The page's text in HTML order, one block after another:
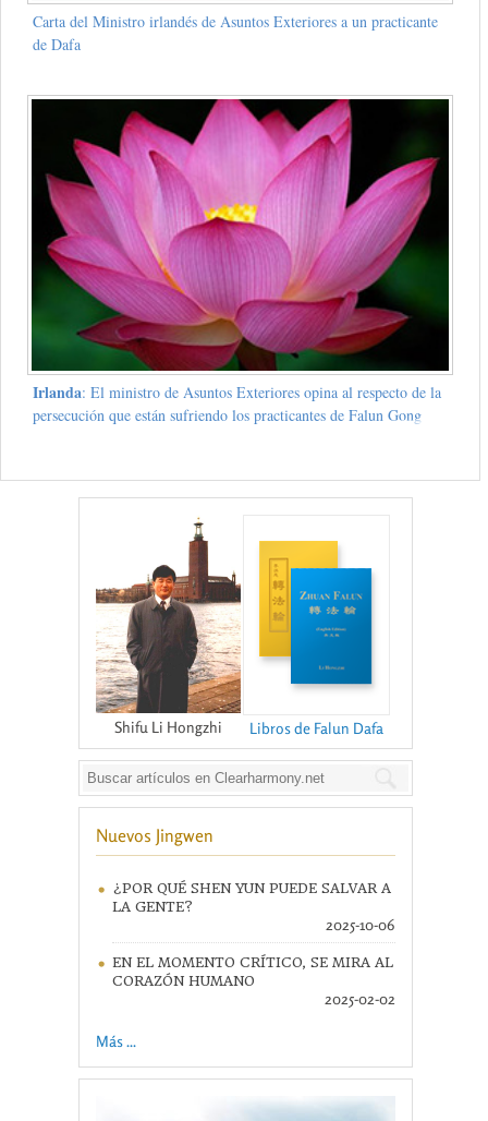
Carta del Ministro irlandés de Asuntos Exteriores a un practicante
de Dafa
Irlanda: El ministro de Asuntos Exteriores opina al respecto de la
persecución que están sufriendo los practicantes de Falun Gong
Shifu Li Hongzhi Libros de Falun Dafa
Nuevos Jingwen
¿POR QUÉ SHEN YUN PUEDE SALVAR A
LA GENTE?
2025-10-06
EN EL MOMENTO CRÍTICO, SE MIRA AL
CORAZÓN HUMANO
2025-02-02
Más ...